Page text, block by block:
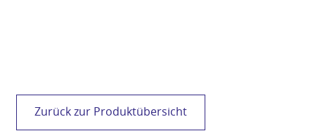
Zurück zur Produktübersicht